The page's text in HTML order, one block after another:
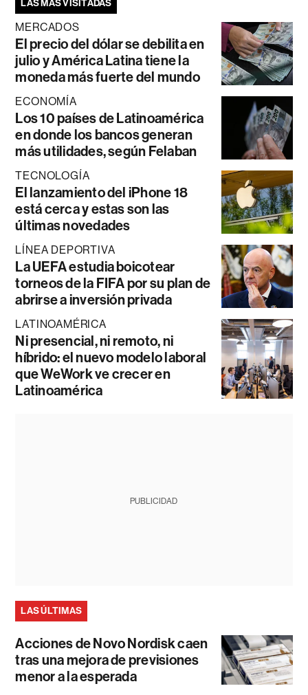
LAS MÁS VISITADAS
MERCADOS
El precio del dólar se debilita en
julio y América Latina tiene la
moneda más fuerte del mundo
ECONOMÍA
Los 10 países de Latinoamérica
en donde los bancos generan
más utilidades, según Felaban
TECNOLOGÍA
El lanzamiento del iPhone 18
está cerca y estas son las
últimas novedades
LÍNEA DEPORTIVA
La UEFA estudia boicotear
torneos de la FIFA por su plan de
abrirse a inversión privada
LATINOAMÉRICA
Ni presencial, ni remoto, ni
híbrido: el nuevo modelo laboral
que WeWork ve crecer en
Latinoamérica
PUBLICIDAD
LAS ÚLTIMAS
Acciones de Novo Nordisk caen
tras una mejora de previsiones
menor a la esperada